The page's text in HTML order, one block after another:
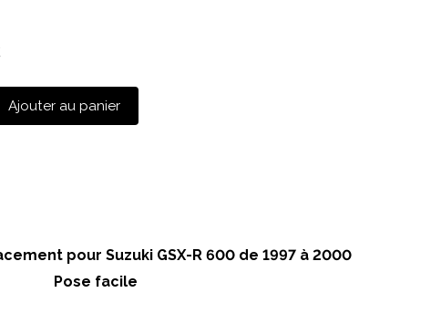
Ajouter au panier
pour Suzuki GSX-R 600 de 1997 à 2000
Pose facile